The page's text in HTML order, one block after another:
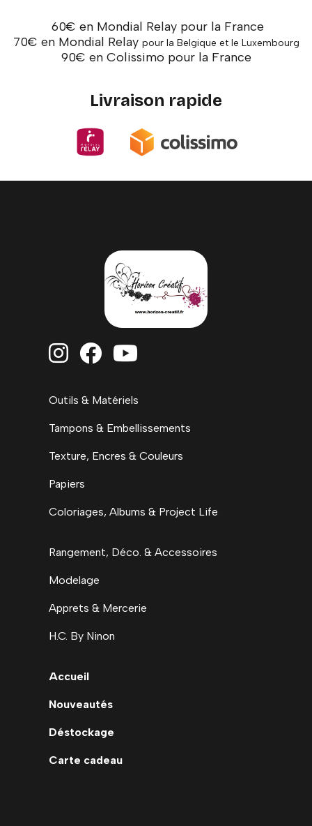
60€ en Mondial Relay pour la France
70€ en Mondial Relay pour la Belgique et le Luxembourg
90€ en Colissimo pour la France
Livraison rapide
  
Outils & Matériels
Tampons & Embellissements
Texture, Encres & Couleurs
Papiers
Coloriages, Albums & Project Life
Rangement, Déco. & Accessoires
Modelage
Apprets & Mercerie
H.C. By Ninon
Accueil
Nouveautés
Déstockage
Carte cadeau